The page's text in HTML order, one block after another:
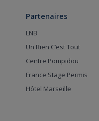
Partenaires
LNB
Un Rien C’est Tout
Centre Pompidou
France Stage Permis
Hôtel Marseille